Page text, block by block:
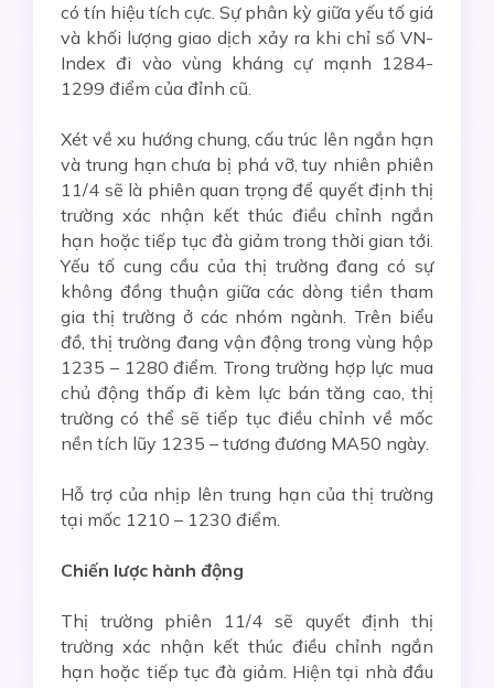
có tín hiệu tích cực. Sự phân kỳ giữa yếu tố giá
và khối lượng giao dịch xảy ra khi chỉ số VN-
Index đi vào vùng kháng cự mạnh 1284-
1299 điểm của đỉnh cũ.
Xét về xu hướng chung, cấu trúc lên ngắn hạn
và trung hạn chưa bị phá vỡ, tuy nhiên phiên
11/4 sẽ là phiên quan trọng để quyết định thị
trường xác nhận kết thúc điều chỉnh ngắn
hạn hoặc tiếp tục đà giảm trong thời gian tới.
Yếu tố cung cầu của thị trường đang có sự
không đồng thuận giữa các dòng tiền tham
gia thị trường ở các nhóm ngành. Trên biểu
đồ, thị trường đang vận động trong vùng hộp
1235 – 1280 điểm. Trong trường hợp lực mua
chủ động thấp đi kèm lực bán tăng cao, thị
trường có thể sẽ tiếp tục điều chỉnh về mốc
nền tích lũy 1235 – tương đương MA50 ngày.
Hỗ trợ của nhịp lên trung hạn của thị trường
tại mốc 1210 – 1230 điểm.
Chiến lược hành động
Thị trường phiên 11/4 sẽ quyết định thị
trường xác nhận kết thúc điều chỉnh ngắn
hạn hoặc tiếp tục đà giảm. Hiện tại nhà đầu